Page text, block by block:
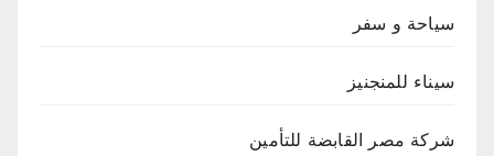
سياحة و سفر
سيناء للمنجنيز
شركة مصر القابضة للتأمين